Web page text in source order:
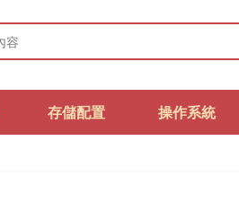
存儲配置 操作系統